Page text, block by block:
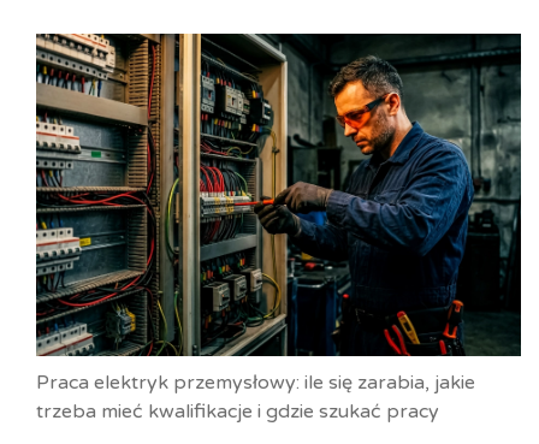
Praca elektryk przemysłowy: ile się zarabia, jakie
trzeba mieć kwalifikacje i gdzie szukać pracy